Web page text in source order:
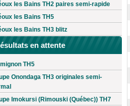
les Bains TH2 paires semi-rapide
les Bains TH5
les Bains TH3 blitz
en attente
TH5
Onondaga TH3 originales semi-
Imokursi (Rimouski (Québec)) TH7